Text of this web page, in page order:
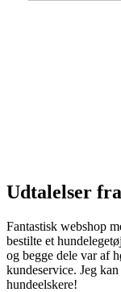
Udtalelser
Fantastisk webshop
bestilte et
og begge dele var af
kundeservice. Jeg
hundeelskere!